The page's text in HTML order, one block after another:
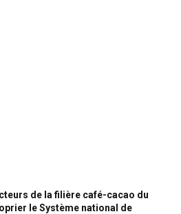
de la filière café-cacao du
le Système national de